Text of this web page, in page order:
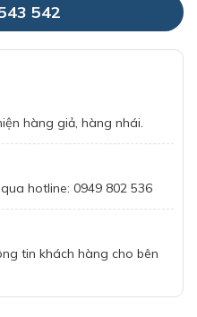
542
hàng giả, hàng nhái.
hotline: 0949 802 536
tin khách hàng cho bên